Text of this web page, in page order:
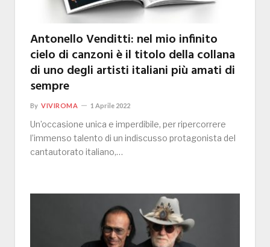
Antonello Venditti: nel mio infinito
cielo di canzoni è il titolo della collana
di uno degli artisti italiani più amati di
sempre
By VIVIROMA 1 Aprile 2022
Un’occasione unica e imperdibile, per ripercorrere
l’immenso talento di un indiscusso protagonista del
cantautorato italiano,…